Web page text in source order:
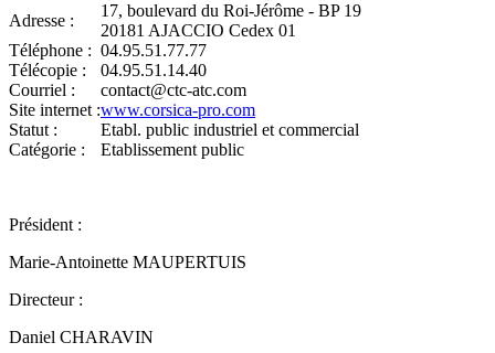
Adresse :
17, boulevard du Roi-Jérôme - BP 19
20181 AJACCIO Cedex 01
Téléphone : 04.95.51.77.77
Télécopie :
04.95.51.14.40
Courriel :
contact@ctc-atc.com
Site internet :www.corsica-pro.com
Statut :
Etabl. public industriel et commercial
Catégorie :
Etablissement public
Président :
Marie-Antoinette MAUPERTUIS
Directeur :
Daniel CHARAVIN